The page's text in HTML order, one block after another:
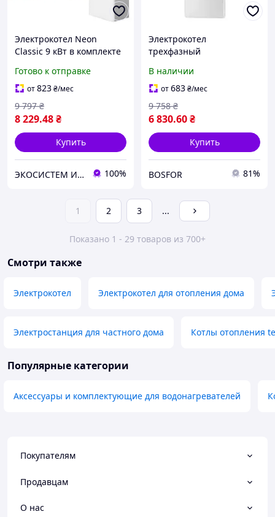
Электрокотел Neon
Classic 9 кВт в комплекте
обмоткой, бачком 8 л и
группой безопасности
Готово к отправке
от823₴/мес
8 229.48₴
9 797 ₴
Купить
ЭКОСИСТЕМ ИНЖИНИРИНГ ООО 100%
Электрокотел
трехфазный
одноконтурный
мощностью 9 кВт
В наличии
от683₴/мес
6 830.60₴
9 758 ₴
Купить
BOSFOR 81%
1 2 3 ...
Показано 1 - 29 товаров из 700+
Смотри также
Электрокотел Электрокотел для отопления дома
Электростанция для частного дома Котлы отопления
Популярные категории
Аксессуары и комплектующие для водонагревателей
Покупателям
Продавцам
О нас